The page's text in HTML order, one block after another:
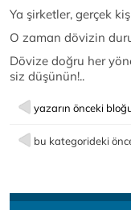
Ya şirketler, gerçek
O zaman dövizin
Dövize doğru her
siz düşünün!..
yazarın önceki
bu kategorideki